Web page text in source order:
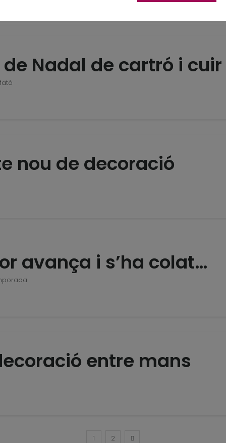
Nadal de cartró i cuir
nou de decoració
avança i s’ha colat…
entre mans
1 2